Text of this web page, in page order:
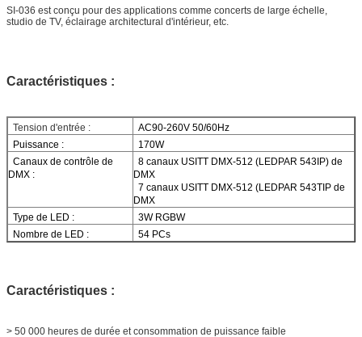
SI-036 est conçu pour des applications comme concerts de large échelle,
studio de TV, éclairage architectural d'intérieur, etc.
Caractéristiques :
Tension d'entrée :
AC90-260V 50/60Hz
Puissance :
170W
Canaux de contrôle de
DMX :
8 canaux USITT DMX-512 (LEDPAR 543IP) de
DMX
7 canaux USITT DMX-512 (LEDPAR 543TIP de
DMX
Type de LED :
3W RGBW
Nombre de LED :
54 PCs
Caractéristiques :
> 50 000 heures de durée et consommation de puissance faible